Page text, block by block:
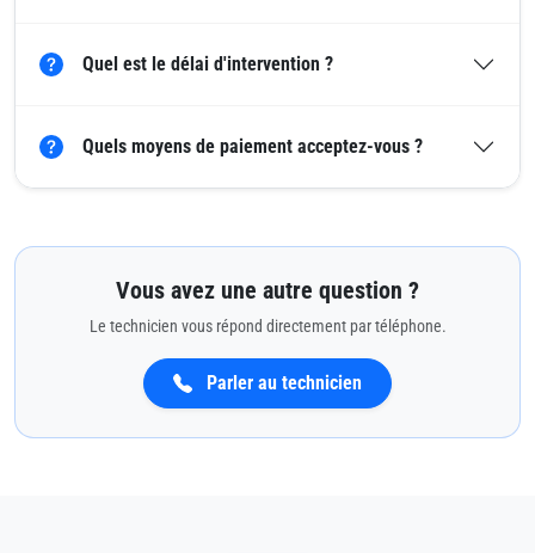
Quel est le délai d'intervention ?
Quels moyens de paiement acceptez-vous ?
Vous avez une autre question ?
Le technicien vous répond directement par téléphone.
Parler au technicien